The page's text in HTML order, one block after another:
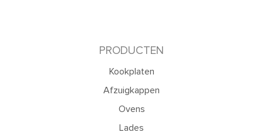
PRODUCTEN
Kookplaten
Afzuigkappen
Ovens
Lades